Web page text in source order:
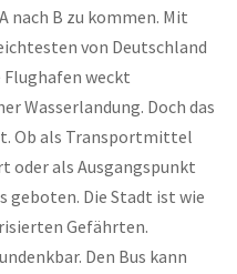
nach B zu kommen. Mit
von Deutschland
Flughafen weckt
Wasserlandung. Doch das
Ob als Transportmittel
oder als Ausgangspunkt
geboten. Die Stadt ist wie
Gefährten.
Den Bus kann